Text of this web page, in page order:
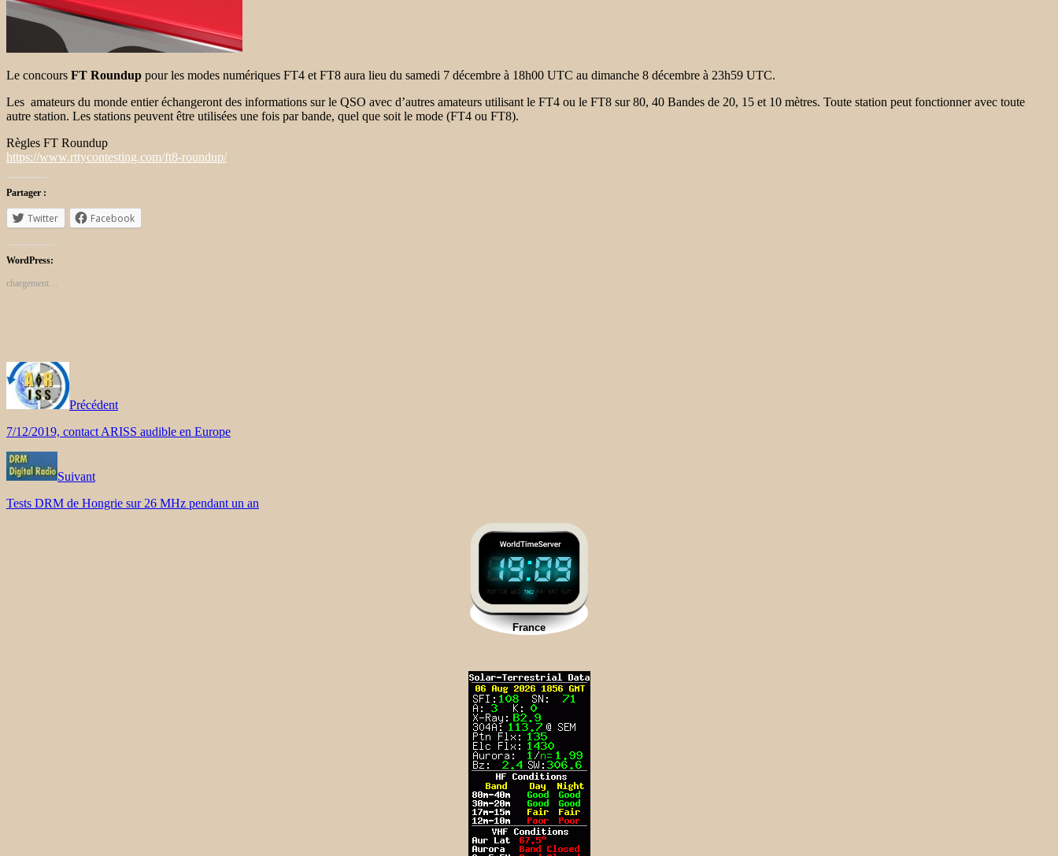
Le concours FT Roundup pour les modes numériques FT4 et FT8 aura lieu du samedi 7 décembre à 18h00 UTC au dimanche 8 décembre à 23h59 UTC.
Les amateurs du monde entier échangeront des informations sur le QSO avec d’autres amateurs utilisant le FT4 ou le FT8 sur 80, 40 Bandes de 20, 15 et 10 mètres. Toute station peut fonctionner avec toute
autre station. Les stations peuvent être utilisées une fois par bande, quel que soit le mode (FT4 ou FT8).
Règles FT Roundup
https://www.rttycontesting.com/ft8-roundup/
Partager :
Twitter Facebook
WordPress:
chargement…
Précédent
7/12/2019, contact ARISS audible en Europe
Suivant
Tests DRM de Hongrie sur 26 MHz pendant un an